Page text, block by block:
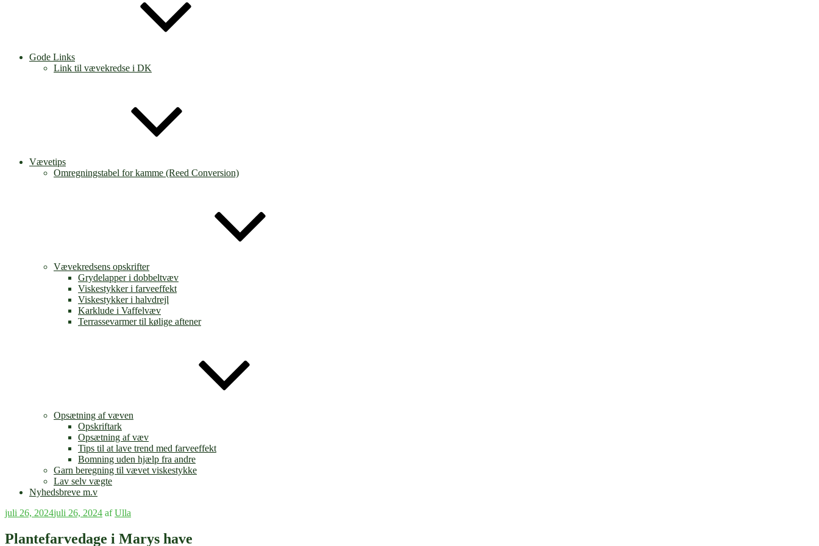
Gode Links
Link til vævekredse i DK
Vævetips
Omregningstabel for kamme (Reed Conversion)
Vævekredsens opskrifter
Grydelapper i dobbeltvæv
Viskestykker i farveeffekt
Viskestykker i halvdrejl
Karklude i Vaffelvæv
Terrassevarmer til kølige aftener
Opsætning af væven
Opskriftark
Opsætning af væv
Tips til at lave trend med farveeffekt
Bomning uden hjælp fra andre
Garn beregning til vævet viskestykke
Lav selv vægte
Nyhedsbreve m.v
Udgivet
juli 26, 2024juli 26, 2024 afUlla
Plantefarvedage i Marys have